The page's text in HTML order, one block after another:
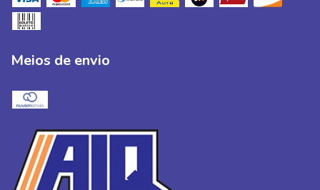
Meios de envio